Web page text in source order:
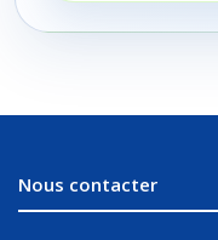
Nous contacter